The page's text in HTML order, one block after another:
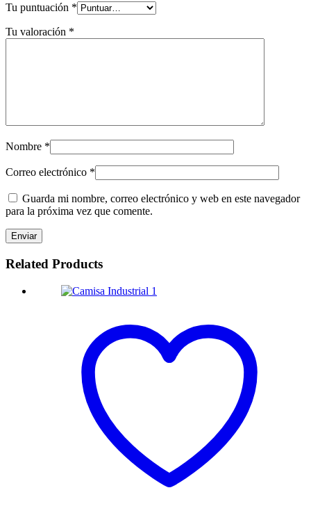
Tu puntuación *
Tu valoración *
Nombre *
Correo electrónico *
Guarda mi nombre, correo electrónico y web en este navegador
para la próxima vez que comente.
Related Products